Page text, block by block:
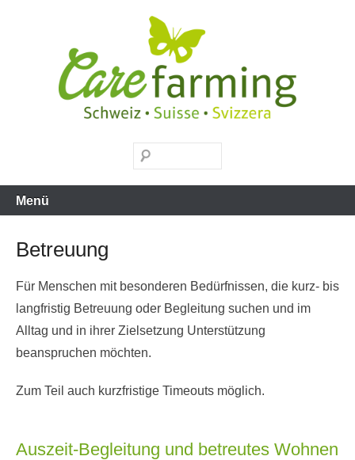
Suchen
Menü
Betreuung
Für Menschen mit besonderen Bedürfnissen, die kurz- bis
langfristig Betreuung oder Begleitung suchen und im
Alltag und in ihrer Zielsetzung Unterstützung
beanspruchen möchten.
Zum Teil auch kurzfristige Timeouts möglich.
Auszeit-Begleitung und betreutes Wohnen